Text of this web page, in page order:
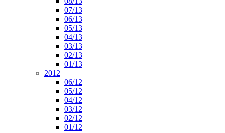
07/13
06/13
05/13
04/13
03/13
02/13
01/13
2012
06/12
05/12
04/12
03/12
02/12
01/12